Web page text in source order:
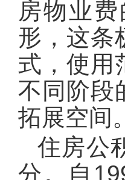
房物业
形，这条
式，使用
不同阶段
拓展空间。
住房公
分。自